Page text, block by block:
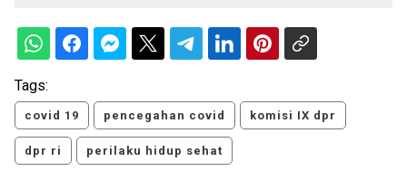
Tags:
covid 19 pencegahan covid komisi IX dpr
dpr ri perilaku hidup sehat